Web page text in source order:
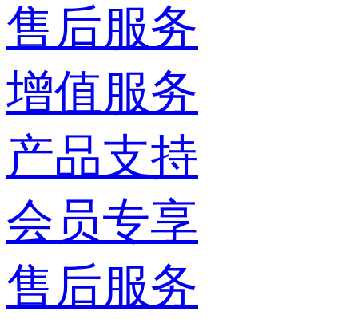
售后服务
增值服务
产品支持
会员专享
售后服务